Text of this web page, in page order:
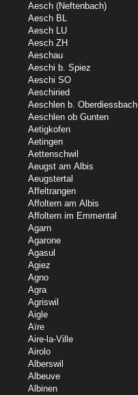
Aesch (Neftenbach)
Aesch BL
Aesch LU
Aesch ZH
Aeschau
Aeschi b. Spiez
Aeschi SO
Aeschiried
Aeschlen b. Oberdiessbach
Aeschlen ob Gunten
Aetigkofen
Aetingen
Aettenschwil
Aeugst am Albis
Aeugstertal
Affeltrangen
Affoltern am Albis
Affoltern im Emmental
Agarn
Agarone
Agasul
Agiez
Agno
Agra
Agriswil
Aigle
Aïre
Aire-la-Ville
Airolo
Alberswil
Albeuve
Albinen